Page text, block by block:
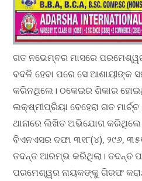
ଗତ ନଭେମ୍ବର ମାସରେ
ବଦଳି ହେବା ପରେ ସେ ଆଶାୟୀଙ୍କ
କରିନଥିଲେ। ଠକେଇର ଶିକାର
ଲକ୍ଷ୍ମୀପ୍ରିୟା ବେହେରା ଗତ
ଥାନାରେ ଲିଖିତ ଅଭିଯୋଗ
ବିଏନଏସର ଦଫା ୩୧୮(୪), ୨୯୬,
ତଦନ୍ତ ଆରମ୍ଭ କରିଥିଲା। ତଦନ୍ତ
ପରମେଶ୍ୱର ନାୟକଙ୍କୁ ଗିରଫ